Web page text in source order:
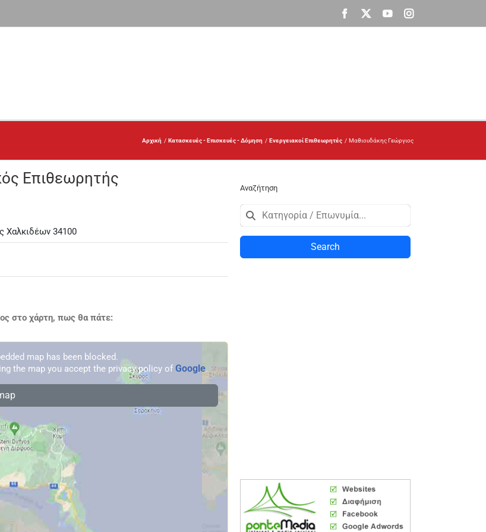
Facebook
X YouTubeInstagram
Αρχική Κατασκευές - Επισκευές - Δόμηση Ενεργειακοί Επιθεωρητές Μαθιουδάκης Γεώργιος
Επιθεωρητής
Χαλκιδέων 34100
στο χάρτη, πως θα πάτε:
map has been blocked.
the map you accept the privacy policy of Google.
Αναζήτηση
Search